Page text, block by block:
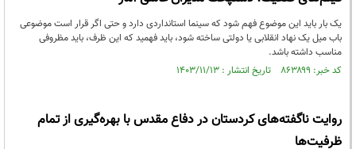
یک بار باید این موضوع فهم شود که سینما استانداردی دارد و حتی اگر قرار است موضوعی
باب میل یک نهاد انقلابی یا دولتی ساخته شود، باید فهمید که این ظرف، باید مظروفی
مناسب داشته باشد.
کد خبر: ۸۶۳۸۹۹ تاریخ انتشار : ۱۴۰۳/۱۱/۱۳
روایت ناگفته‌های کردستان در دفاع مقدس با بهره‌گیری از تمام
ظرفیت‌ها